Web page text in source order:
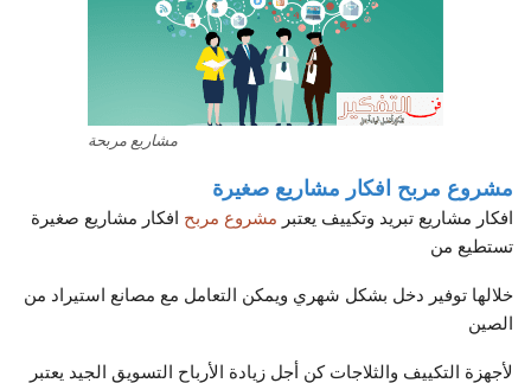
مشاريع مربحة
مشروع مربح افكار مشاريع صغيرة
افكار مشاريع تبريد وتكييف يعتبر مشروع مربح افكار مشاريع صغيرة
تستطيع من
خلالها توفير دخل بشكل شهري ويمكن التعامل مع مصانع استيراد من
الصين
لأجهزة التكييف والثلاجات كن أجل زيادة الأرباح التسويق الجيد يعتبر